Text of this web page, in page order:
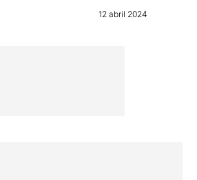
12 abril 2024